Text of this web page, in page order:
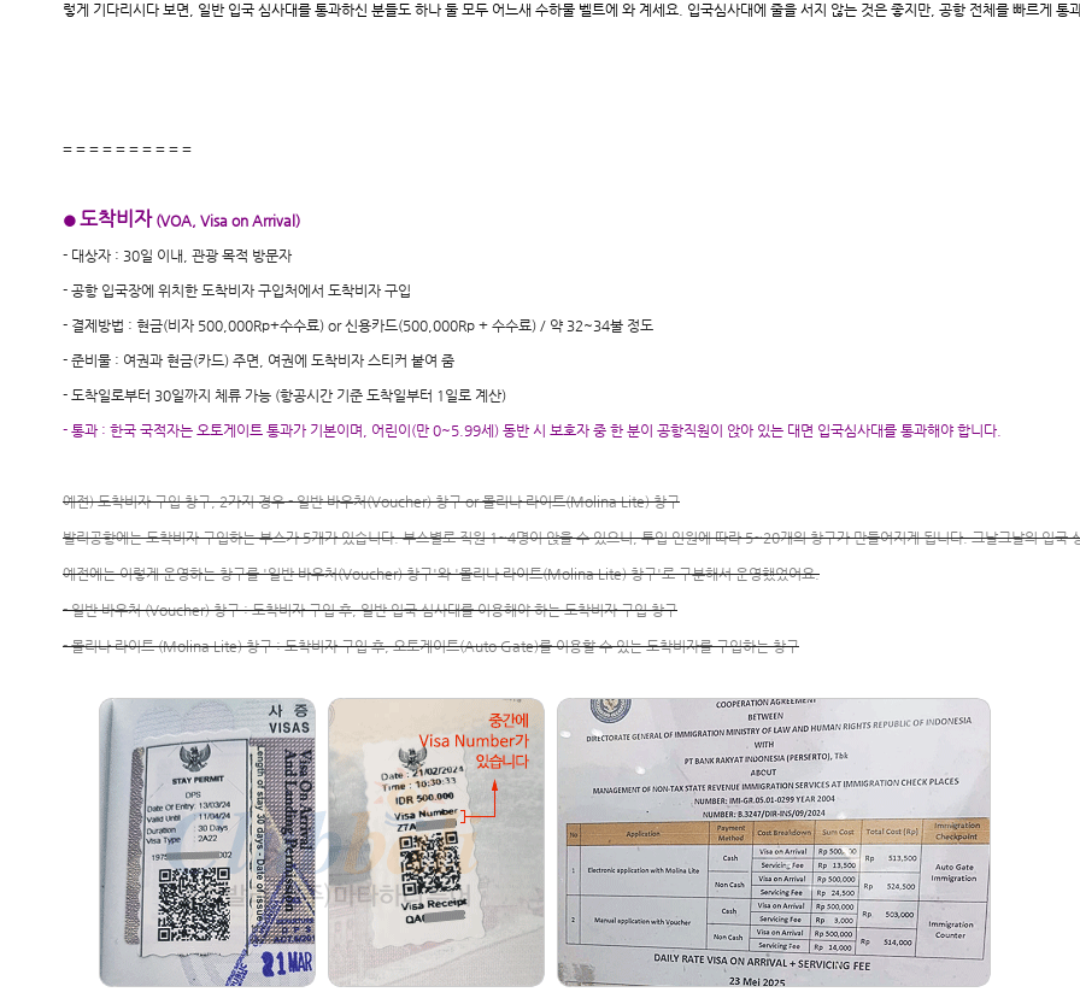
렇게 기다리시다 보면, 일반 입국 심사대를 통과하신 분들도 하나 둘 모두 어느새 수하물 벨트에 와 계세요. 입국심사대에 줄을 서지 않는 것은 좋지만, 공항 전체를 빠르게 통
= = = = = = = = = =
● 도착비자(VOA, Visa on Arrival)
- 대상자 : 30일 이내, 관광 목적 방문자
- 공항 입국장에 위치한 도착비자 구입처에서 도착비자 구입
- 결제방법 : 현금(비자 500,000Rp+수수료) or 신용카드(500,000Rp + 수수료) / 약 32~34불 정도
- 준비물 : 여권과 현금(카드) 주면, 여권에 도착비자 스티커 붙여 줌
- 도착일로부터 30일까지 체류 가능 (항공시간 기준 도착일부터 1일로 계산)
- 통과 : 한국 국적자는 오토게이트 통과가 기본이며, 어린이(만 0~5.99세) 동반 시 보호자 중 한 분이 공항직원이 앉아 있는 대면 입국심사대를 통과해야 합니다.
예전) 도착비자 구입 창구, 2가지 경우 - 일반 바우처(Voucher) 창구 or 몰리나 라이트(Molina Lite) 창구
발리공항에는 도착비자 구입하는 부스가 5개가 있습니다. 부스별로 직원 1~4명이 앉을 수 있으니, 투입 인원에 따라 5~20개의 창구가 만들어지게 됩니다. 그날그날의 입국
예전에는 이렇게 운영하는 창구를 '일반 바우처(Voucher) 창구'와 '몰리나 라이트(Molina Lite) 창구'로 구분해서 운영했었어요.
- 일반 바우처 (Voucher) 창구 : 도착비자 구입 후, 일반 입국 심사대를 이용해야 하는 도착비자 구입 창구
- 몰리나 라이트 (Molina Lite) 창구 : 도착비자 구입 후, 오토게이트(Auto Gate)를 이용할 수 있는 도착비자를 구입하는 창구